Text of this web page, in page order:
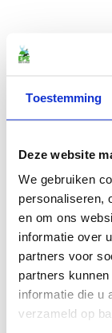
Toestemming
Deze website
We gebruiken
personaliseren,
en om ons
informatie over
partners voor
partners
informatie die u
verzameld op